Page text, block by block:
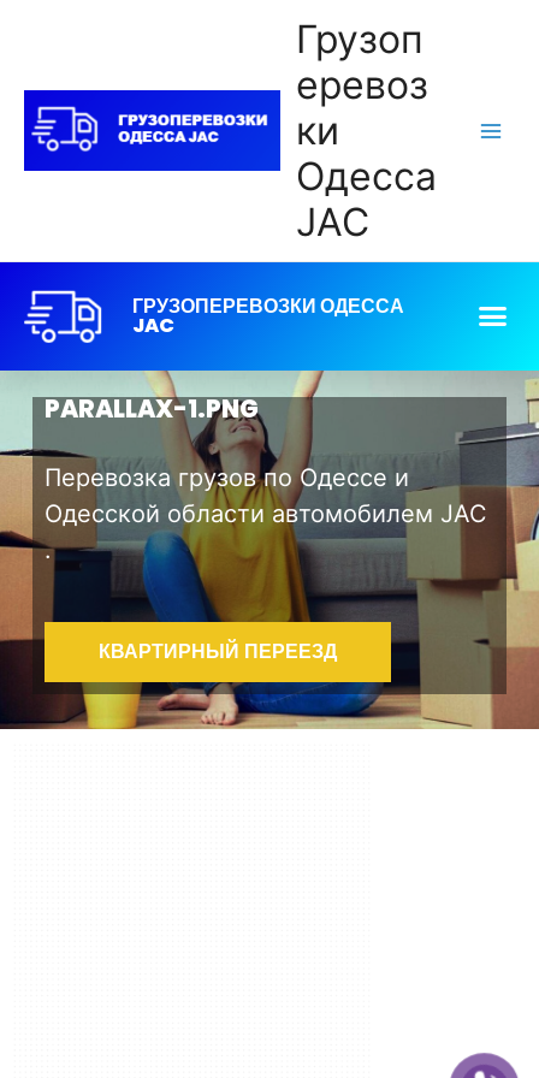
Грузоп
еревоз
ки
Одесса
JAC
ГРУЗОПЕРЕВОЗКИ ОДЕССА
JAC
PARALLAX-1.PNG
Перевозка грузов по Одессе и
Одесской области автомобилем JAC
.
КВАРТИРНЫЙ ПЕРЕЕЗД